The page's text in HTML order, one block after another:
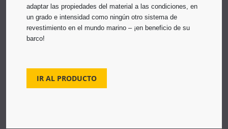
adaptar las propiedades del material a las condiciones, en
un grado e intensidad como ningún otro sistema de
revestimiento en el mundo marino – ¡en beneficio de su
barco!
IR AL PRODUCTO